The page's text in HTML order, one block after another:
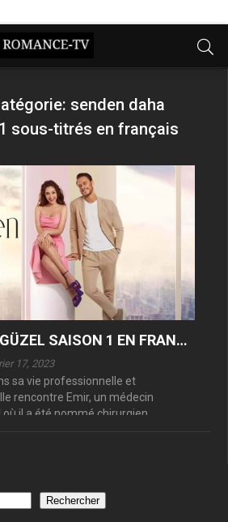
senden daha
sous-titrés en français
SENDEN DAHA GÜZEL SAISON 1 EN FRANÇAIS
17, 2023
sa vie professionnelle et
rencontre Emir, un médecin
où il a été nommé chirurgien ...
Rechercher